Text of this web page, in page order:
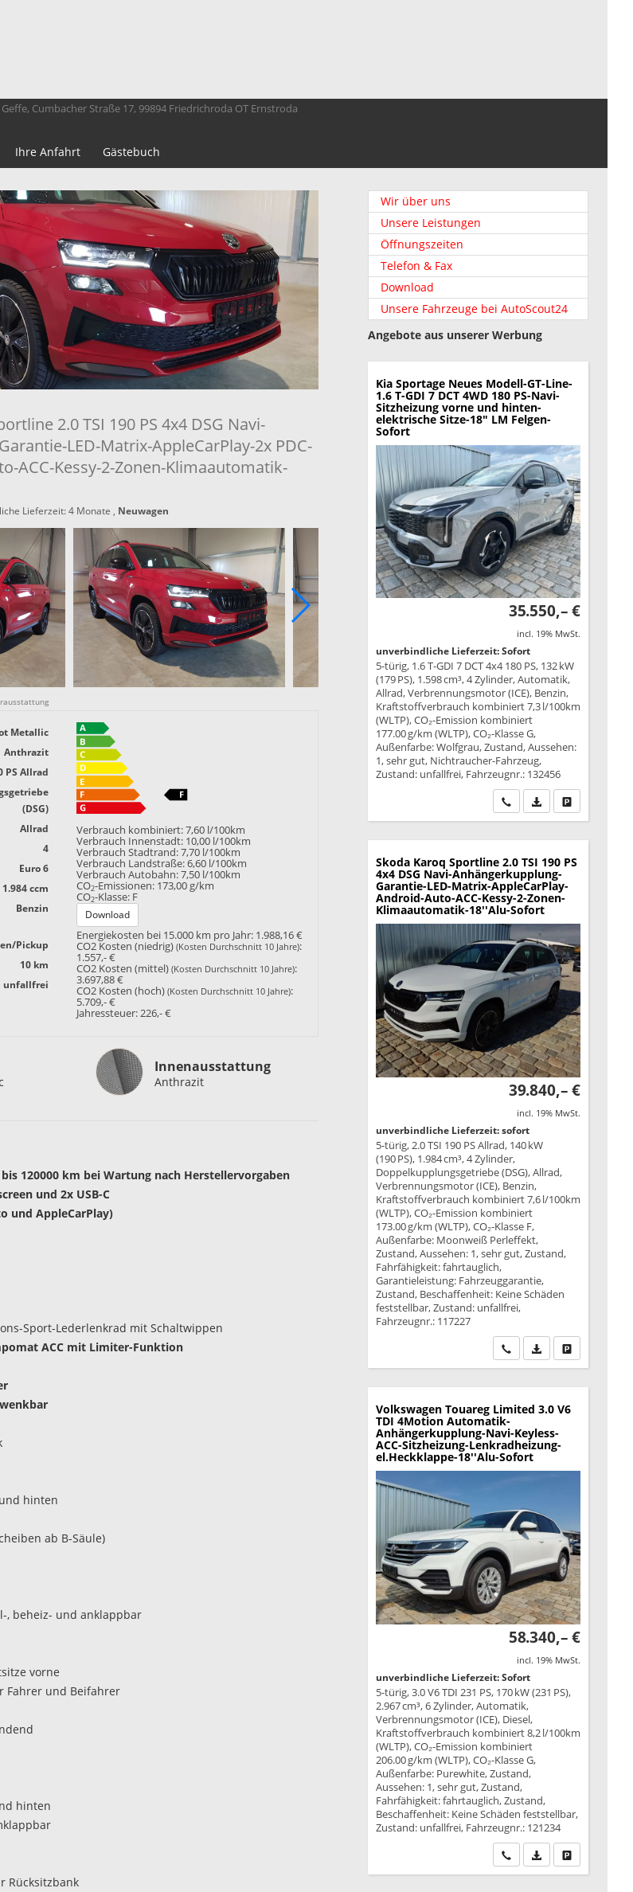
Cumbacher Straße 17, 99894 Friedrichroda OT Ernstroda
Ihre Anfahrt Gästebuch
2.0 TSI 190 PS 4x4 DSG Navi-
LED-Matrix-AppleCarPlay-2x PDC-
ACC-Kessy-2-Zonen-Klimaautomatik-
Lieferzeit:4 Monate , Neuwagen
Metallic
Anthrazit
PS Allrad
(DSG)
Allrad
4
Euro 6
1.984 ccm
Benzin
Pickup
10 km
unfallfrei
Verbrauch kombiniert: 7,60 l/100km
Verbrauch Innenstadt: 10,00 l/100km
Verbrauch Stadtrand: 7,70 l/100km
Verbrauch Landstraße: 6,60 l/100km
Verbrauch Autobahn: 7,50 l/100km
CO2-Emissionen: 173,00 g/km
CO2-Klasse: F
Download
Energiekosten bei 15.000 km pro Jahr: 1.988,16 €
CO2 Kosten (niedrig)(Kosten Durchschnitt 10 Jahre):
1.557,- €
CO2 Kosten (mittel)(Kosten Durchschnitt 10 Jahre):
3.697,88 €
CO2 Kosten (hoch)(Kosten Durchschnitt 10 Jahre):
5.709,- €
Jahressteuer: 226,- €
Innenausstattung
Innenausstattung
Anthrazit
120000 km bei Wartung nach Herstellervorgaben
und 2x USB-C
und AppleCarPlay)
Sport-Lederlenkrad mit Schaltwippen
ACC mit Limiter-Funktion
hinten
ab B-Säule)
, beheiz- und anklappbar
vorne
Fahrer und Beifahrer
hinten
Rücksitzbank
Wir über uns
Unsere Leistungen
Öffnungszeiten
Telefon & Fax
Download
Unsere Fahrzeuge bei AutoScout24
Angebote aus unserer Werbung
Kia Sportage Neues Modell-GT-Line-
1.6 T-GDI 7 DCT 4WD 180 PS-Navi-
Sitzheizung vorne und hinten-
elektrische Sitze-18" LM Felgen-
Sofort
35.550,– €
incl. 19% MwSt.
unverbindliche Lieferzeit: Sofort
5-türig, 1.6 T-GDI 7 DCT 4x4 180 PS, 132 kW
(179 PS), 1.598 cm³, 4 Zylinder, Automatik,
Allrad, Verbrennungsmotor (ICE), Benzin,
Kraftstoffverbrauch kombiniert 7,3 l/100km
(WLTP), CO₂-Emission kombiniert
177.00 g/km (WLTP), CO₂-Klasse G,
Außenfarbe: Wolfgrau, Zustand, Aussehen:
1, sehr gut, Nichtraucher-Fahrzeug,
Zustand: unfallfrei, Fahrzeugnr.: 132456
Wir rufen Sie an
PDF-Datei,Drucken,
Skoda Karoq Sportline 2.0 TSI 190 PS
4x4 DSG Navi-Anhängerkupplung-
Garantie-LED-Matrix-AppleCarPlay-
Android-Auto-ACC-Kessy-2-Zonen-
Klimaautomatik-18''Alu-Sofort
39.840,– €
incl. 19% MwSt.
unverbindliche Lieferzeit: sofort
5-türig, 2.0 TSI 190 PS Allrad, 140 kW
(190 PS), 1.984 cm³, 4 Zylinder,
Doppelkupplungsgetriebe (DSG), Allrad,
Verbrennungsmotor (ICE), Benzin,
Kraftstoffverbrauch kombiniert 7,6 l/100km
(WLTP), CO₂-Emission kombiniert
173.00 g/km (WLTP), CO₂-Klasse F,
Außenfarbe: Moonweiß Perleffekt,
Zustand, Aussehen: 1, sehr gut, Zustand,
Fahrfähigkeit: fahrtauglich,
Garantieleistung: Fahrzeuggarantie,
Zustand, Beschaffenheit: Keine Schäden
feststellbar, Zustand: unfallfrei,
Fahrzeugnr.: 117227
Wir rufen Sie an
PDF-Datei,Drucken,
Volkswagen Touareg Limited 3.0 V6
TDI 4Motion Automatik-
Anhängerkupplung-Navi-Keyless-
ACC-Sitzheizung-Lenkradheizung-
el.Heckklappe-18''Alu-Sofort
58.340,– €
incl. 19% MwSt.
unverbindliche Lieferzeit: Sofort
5-türig, 3.0 V6 TDI 231 PS, 170 kW (231 PS),
2.967 cm³, 6 Zylinder, Automatik,
Verbrennungsmotor (ICE), Diesel,
Kraftstoffverbrauch kombiniert 8,2 l/100km
(WLTP), CO₂-Emission kombiniert
206.00 g/km (WLTP), CO₂-Klasse G,
Außenfarbe: Purewhite, Zustand,
Aussehen: 1, sehr gut, Zustand,
Fahrfähigkeit: fahrtauglich, Zustand,
Beschaffenheit: Keine Schäden feststellbar,
Zustand: unfallfrei, Fahrzeugnr.: 121234
Wir rufen Sie an
PDF-Datei,Drucken,